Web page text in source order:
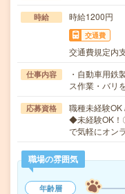
時給 時給1200円
交通費
交通費規定内
仕事内容
・自動車用鉄
ス作業・バリ
応募資格
職種未経験OK
◆未経験OK！
で気軽にオン
職場の雰囲気
年齢層